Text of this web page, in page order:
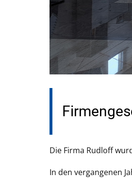
Die Firma Rudloff
In den vergangenen